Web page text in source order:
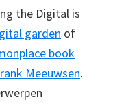
the Digital is
garden of
book
Meeuwsen.